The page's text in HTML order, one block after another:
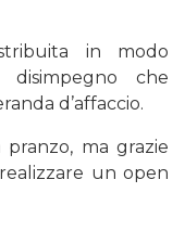
in modo
che
d’affaccio.
ma grazie
un open